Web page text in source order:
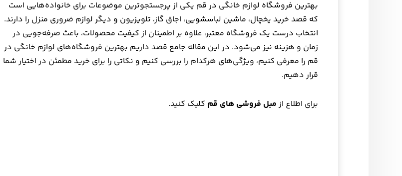
بهترین فروشگاه لوازم خانگی در قم یکی از پرجستجوترین موضوعات برای خانواده‌هایی است
که قصد خرید یخچال، ماشین لباسشویی، اجاق گاز، تلویزیون و دیگر لوازم ضروری منزل را دارند.
انتخاب درست یک فروشگاه معتبر، علاوه بر اطمینان از کیفیت محصولات، باعث صرفه‌جویی در
زمان و هزینه نیز می‌شود. در این مقاله جامع قصد داریم بهترین فروشگاه‌های لوازم خانگی در
قم را معرفی کنیم، ویژگی‌های هرکدام را بررسی کنیم و نکاتی را برای خرید مطمئن در اختیار شما
قرار دهیم.
برای اطلاع ازمبل فروشی های قم کلیک کنید.